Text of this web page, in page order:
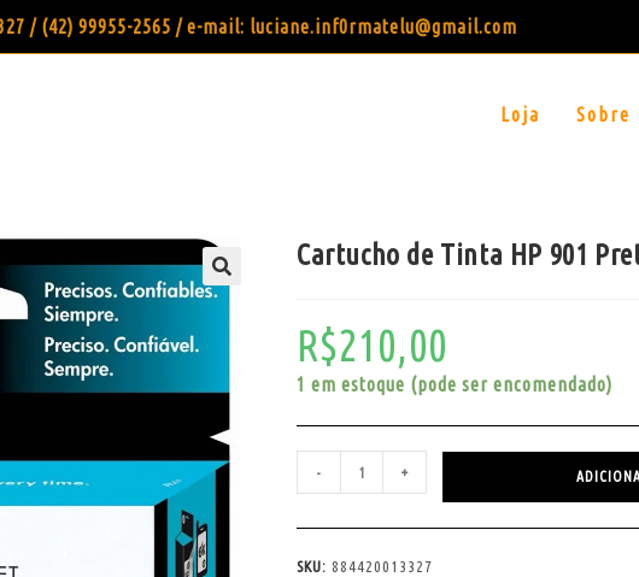
/ (42) 99955-2565 / e-mail: luciane.inf0rmatelu@gmail.com
Loja Sobre
Cartucho de Tinta HP 901
R$210,00
1 em estoque (pode ser encomendado)
- +
SKU: 884420013327